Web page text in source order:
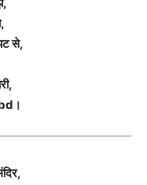
से,